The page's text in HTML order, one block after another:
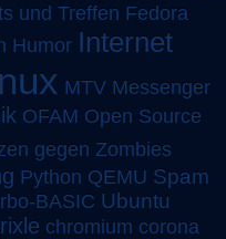
und Treffen Fedora
Humor Internet
MTV Messenger
OFAM Open Source
gegen Zombies
Python QEMU Spam
BASIC Ubuntu
chromium corona